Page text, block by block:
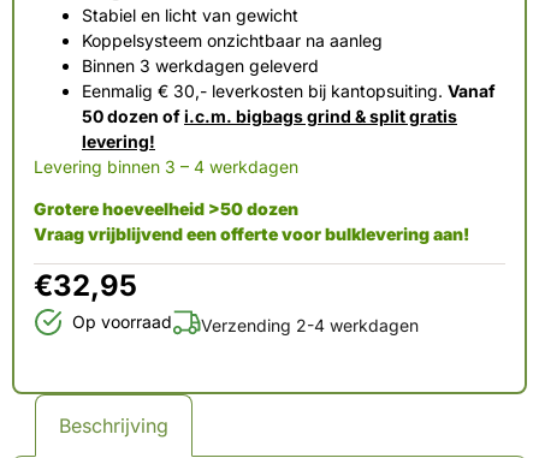
Stabiel en licht van gewicht
Koppelsysteem onzichtbaar na aanleg
Binnen 3 werkdagen geleverd
Eenmalig € 30,- leverkosten bij kantopsuiting. Vanaf
50 dozen ofi.c.m. bigbags grind & split gratis
levering!
Levering binnen 3 – 4 werkdagen
Grotere hoeveelheid >50 dozen
Vraag vrijblijvend een offerte voor bulklevering aan!
€32,95
Op voorraad Verzending 2-4 werkdagen
Beschrijving